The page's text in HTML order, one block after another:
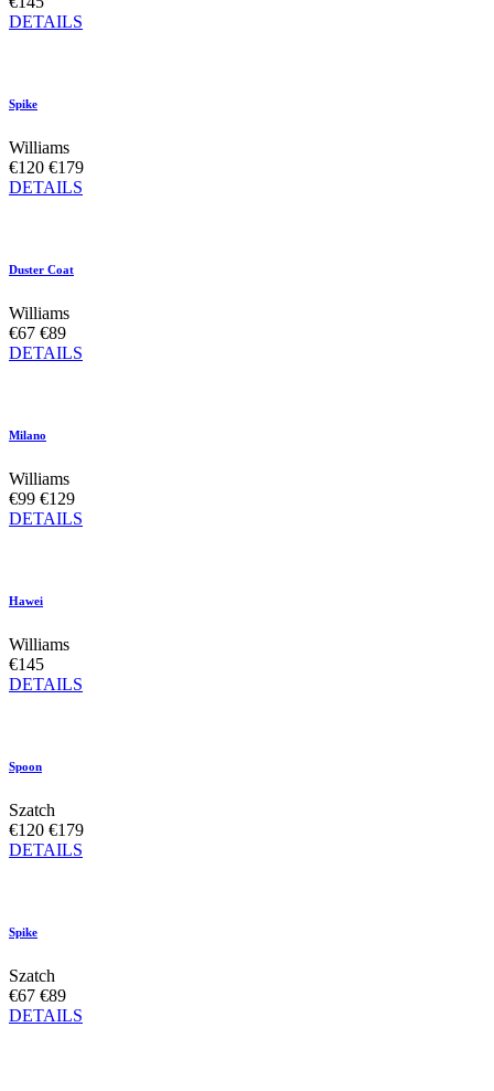
DETAILS
Spike
Williams
€120 €179
DETAILS
Duster Coat
Williams
€67 €89
DETAILS
Milano
Williams
€99 €129
DETAILS
Hawei
Williams
€145
DETAILS
Spoon
Szatch
€120 €179
DETAILS
Spike
Szatch
€67 €89
DETAILS